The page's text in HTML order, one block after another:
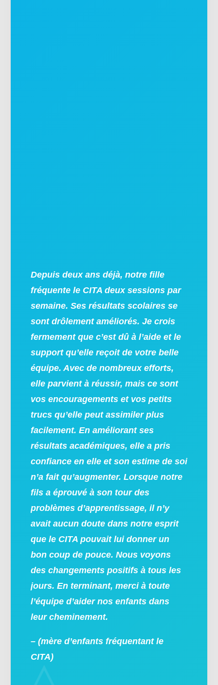
Depuis deux ans déjà, notre fille
fréquente le CITA deux sessions par
semaine. Ses résultats scolaires se
sont drôlement améliorés. Je crois
fermement que c’est dû à l’aide et le
support qu’elle reçoit de votre belle
équipe. Avec de nombreux efforts,
elle parvient à réussir, mais ce sont
vos encouragements et vos petits
trucs qu’elle peut assimiler plus
facilement. En améliorant ses
résultats académiques, elle a pris
confiance en elle et son estime de soi
n’a fait qu’augmenter. Lorsque notre
fils a éprouvé à son tour des
problèmes d’apprentissage, il n’y
avait aucun doute dans notre esprit
que le CITA pouvait lui donner un
bon coup de pouce. Nous voyons
des changements positifs à tous les
jours. En terminant, merci à toute
l’équipe d’aider nos enfants dans
leur cheminement.
– (mère d’enfants fréquentant le
CITA)